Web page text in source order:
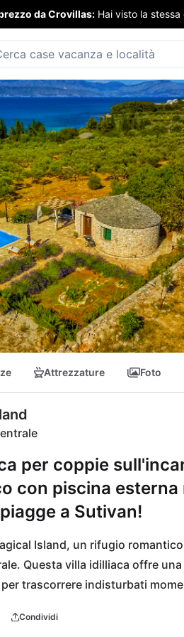
da Crovillas: Hai visto la
Attrezzature Foto
per coppie
con piscina
a Sutivan!
Island, un rifugio
Questa villa idilliaca offre
trascorrere indisturbati
Naturale di Sutivan, il luogo
Condividi